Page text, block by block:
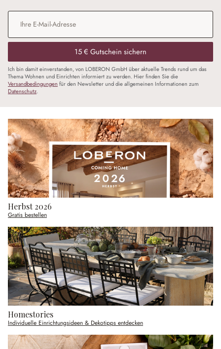
E-Mail-Adresse
15 € Gutschein sichern
Ich bin damit einverstanden, von LOBERON GmbH über aktuelle Trends rund um das
Thema Wohnen und Einrichten informiert zu werden. Hier finden Sie die
Versandbedingungen für den Newsletter und die allgemeinen Informationen zum
Datenschutz.
Herbst 2026
Gratis bestellen
Homestories
Individuelle Einrichtungsideen & Dekotipps entdecken